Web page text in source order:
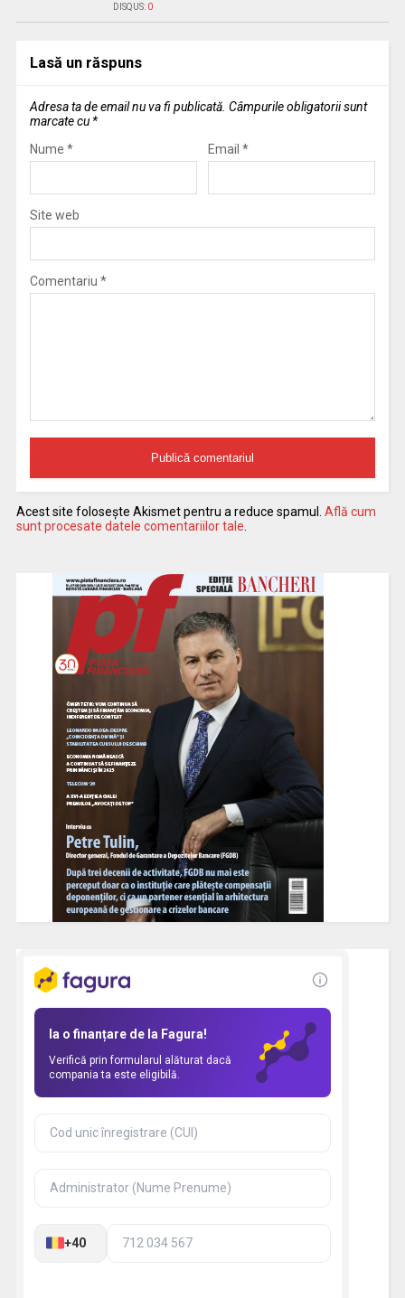
DISQUS: 0
Lasă un răspuns
Adresa ta de email nu va fi publicată. Câmpurile obligatorii sunt
marcate cu *
Nume * Email *
Site web
Comentariu *
Acest site folosește Akismet pentru a reduce spamul. Află cum
sunt procesate datele comentariilor tale